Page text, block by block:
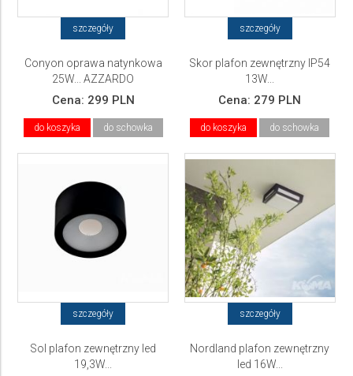
szczegóły
Conyon oprawa natynkowa
25W... AZZARDO
Cena: 299 PLN
do koszyka do schowka
szczegóły
Skor plafon zewnętrzny IP54
13W...
Cena: 279 PLN
do koszyka do schowka
szczegóły
Sol plafon zewnętrzny led
19,3W...
szczegóły
Nordland plafon zewnętrzny
led 16W...